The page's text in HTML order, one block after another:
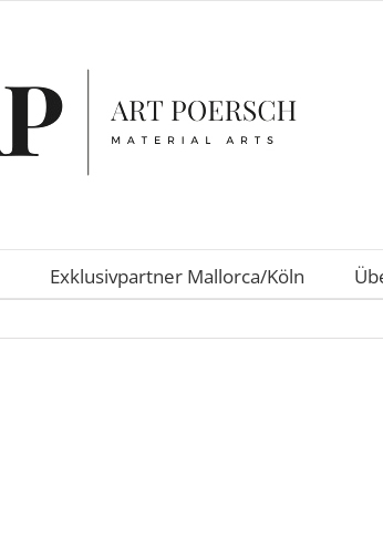
Exklusivpartner Mallorca/Köln